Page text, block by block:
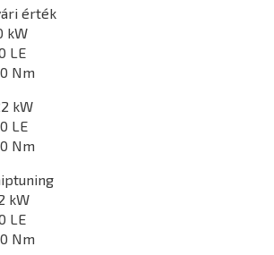
érték
kW
LE
Nm
kW
LE
Nm
kW
LE
Nm